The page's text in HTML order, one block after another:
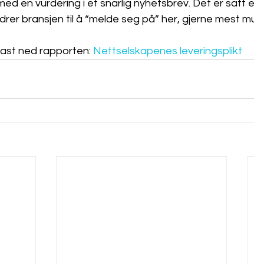
en vurdering i et snarlig nyhetsbrev. Det er satt
bransjen til å “melde seg på” her, gjerne mest
ned rapporten: Nettselskapenes leveringsplikt